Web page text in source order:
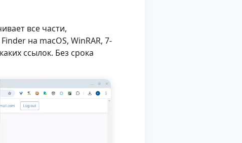
все части,
на macOS, WinRAR, 7-
ссылок. Без срока